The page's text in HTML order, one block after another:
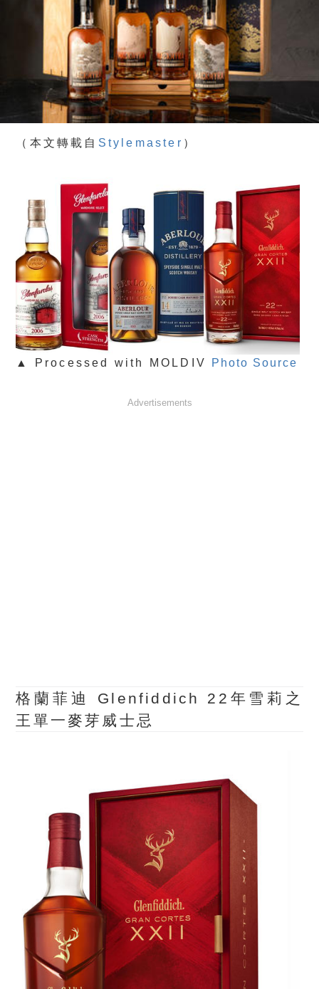
（本文轉載自 Stylemaster ）
▲ Processed with MOLDIV Photo Source
Advertisements
格蘭菲迪 Glenfiddich 22年雪莉之
王單一麥芽威士忌